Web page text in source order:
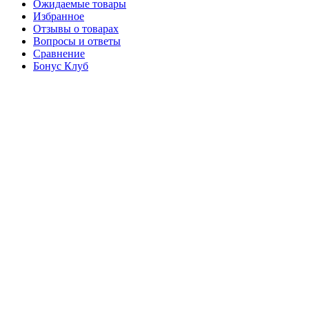
Ожидаемые товары
Избранное
Отзывы о товарах
Вопросы и ответы
Сравнение
Бонус Клуб